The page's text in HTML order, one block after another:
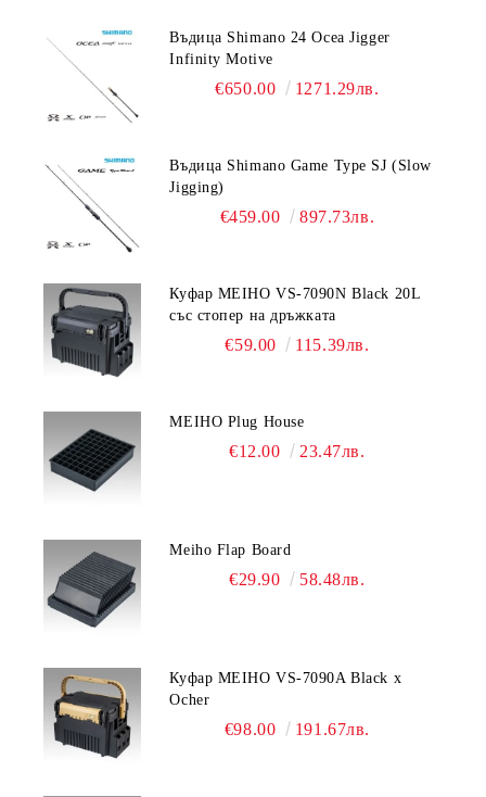
Въдица Shimano 24 Ocea Jigger
Infinity Motive
€650.00 1271.29лв.
Въдица Shimano Game Type SJ (Slow
Jigging)
€459.00 897.73лв.
Куфар MEIHO VS-7090N Black 20L
със стопер на дръжката
€59.00 115.39лв.
MEIHO Plug House
€12.00 23.47лв.
Meiho Flap Board
€29.90 58.48лв.
Куфар MEIHO VS-7090A Black x
Ocher
€98.00 191.67лв.